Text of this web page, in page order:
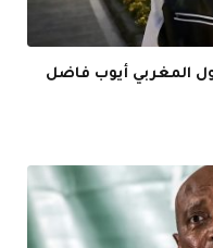
المغربي أيوب فاضل